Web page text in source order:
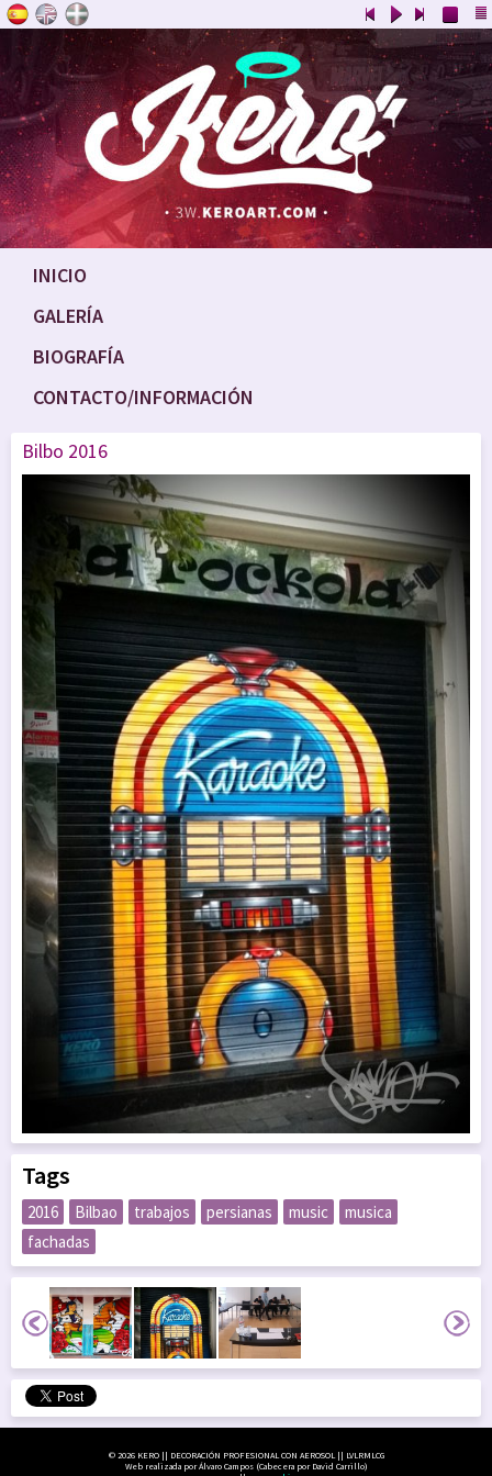
INICIO
GALERÍA
BIOGRAFÍA
CONTACTO/INFORMACIÓN
Bilbo 2016
Tags
2016 Bilbao trabajos persianas music
musica
fachadas
© 2026 KERO || DECORACIÓN PROFESIONAL CON AEROSOL || LVLRMLCG
Web realizada por Álvaro Campos (Cabecera por David Carrillo)